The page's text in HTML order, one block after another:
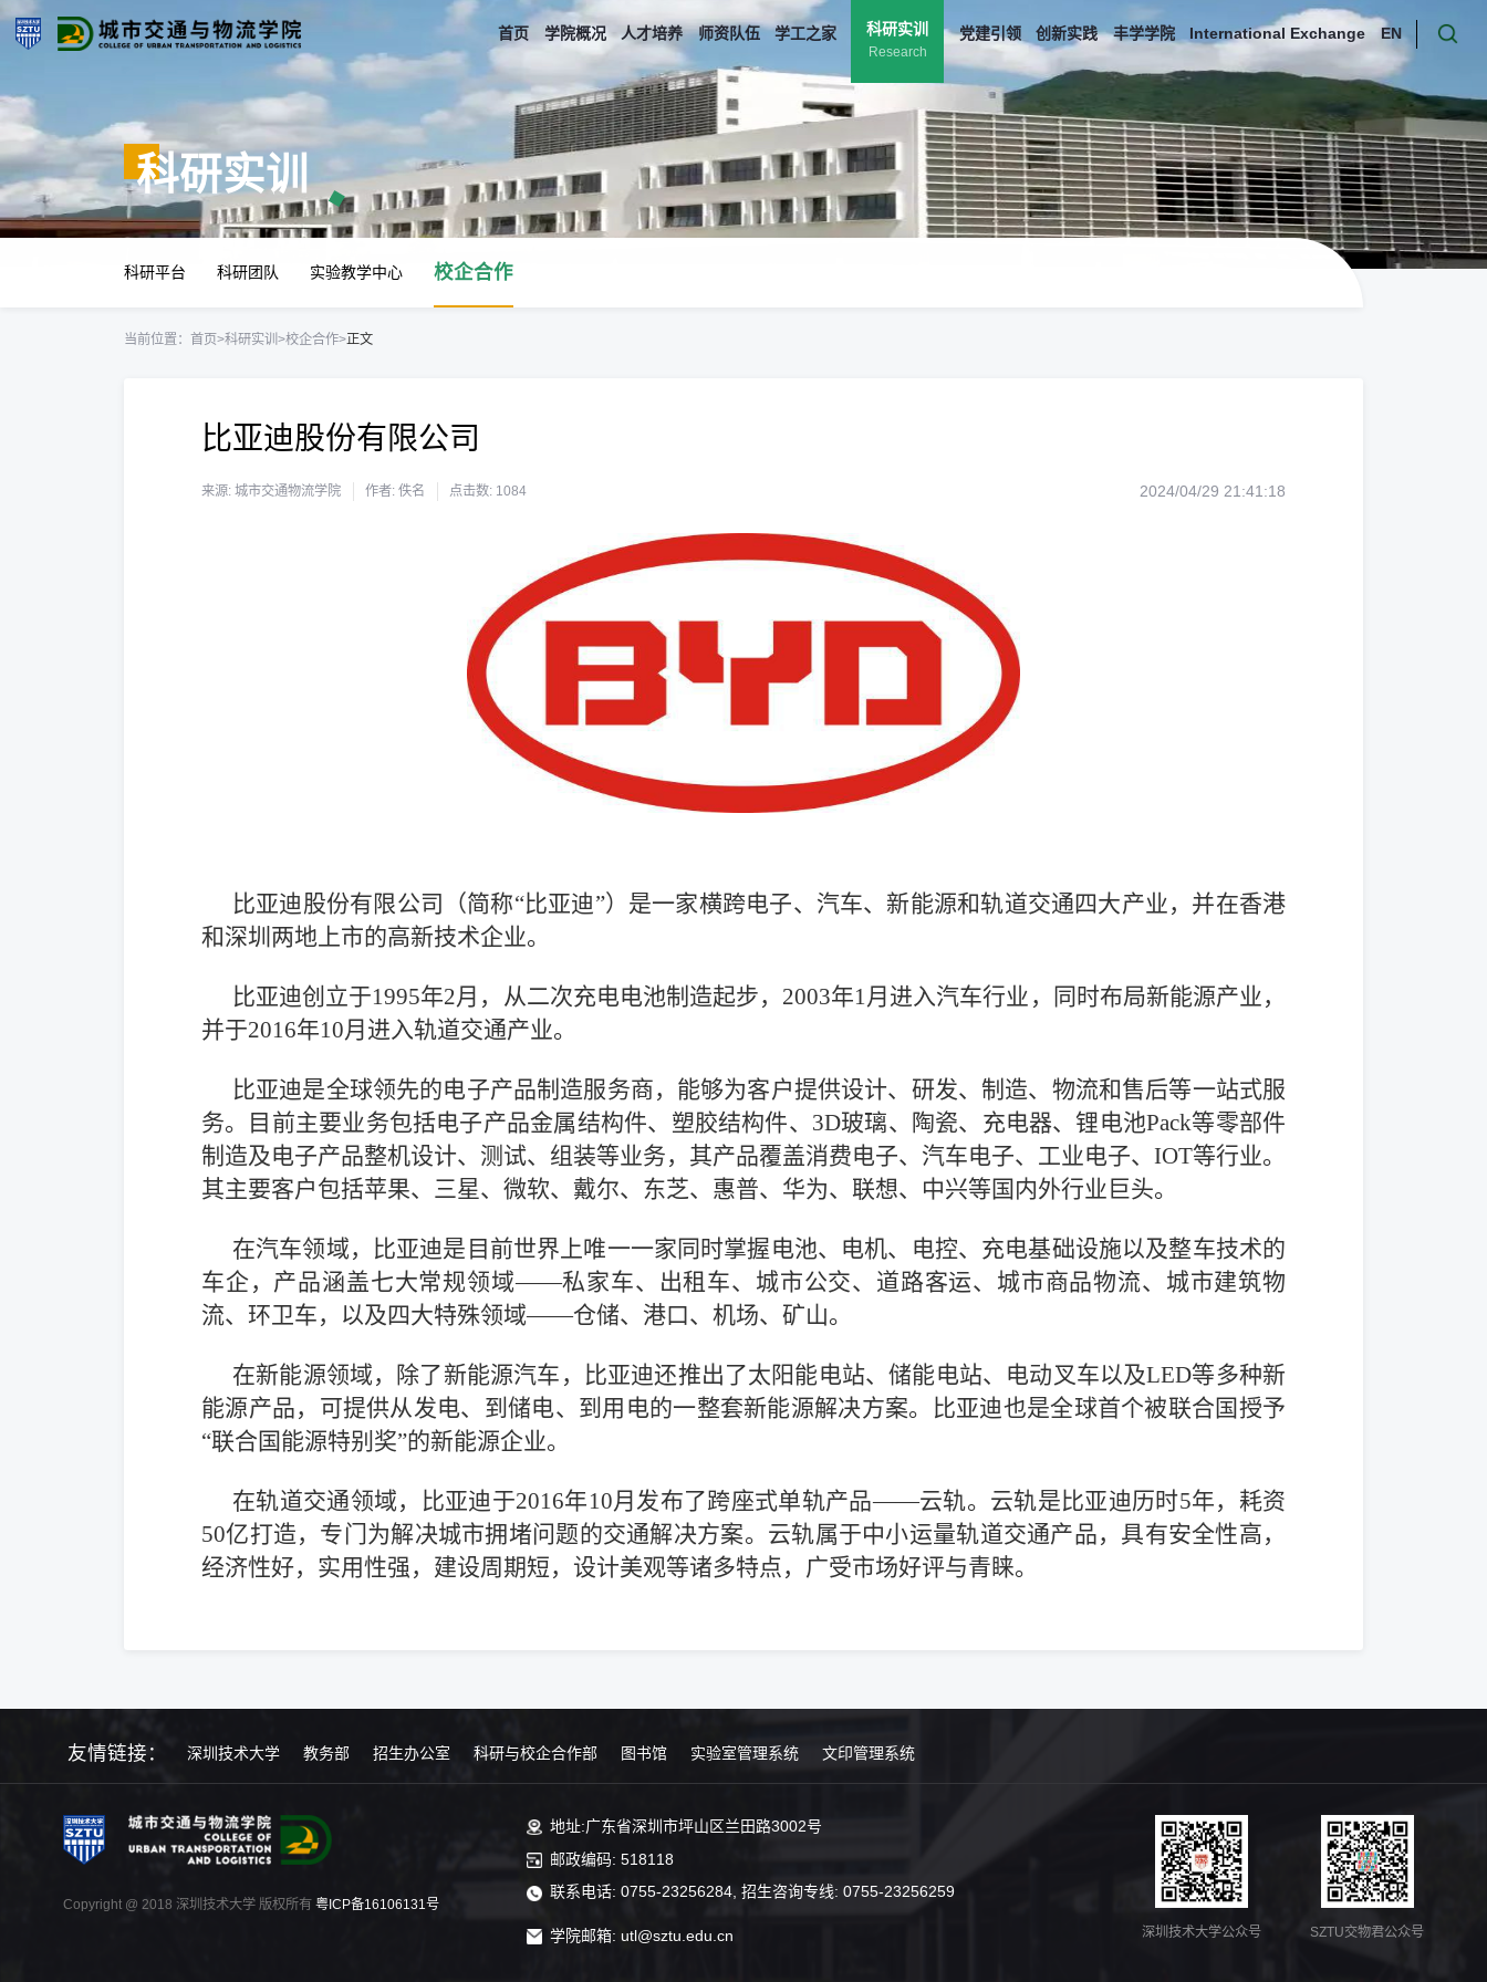
首页 学院概况 人才培养 师资队伍 学工之家 科研实训
Research
党建引领 创新实践 丰学学院 International Exchange EN
科研实训
科研平台 科研团队 实验教学中心 校企合作
当前位置： 首页>科研实训 >校企合作>正文
比亚迪股份有限公司
来源: 城市交通物流学院 作者: 佚名 点击数: 1084 2024/04/29 21:41:18
比亚迪股份有限公司（简称“比亚迪”）是一家横跨电子、汽车、新能源和轨道交通四大产业，并在香港
和深圳两地上市的高新技术企业。
比亚迪创立于1995年2月，从二次充电电池制造起步，2003年1月进入汽车行业，同时布局新能源产业，
并于2016年10月进入轨道交通产业。
比亚迪是全球领先的电子产品制造服务商，能够为客户提供设计、研发、制造、物流和售后等一站式服
务。目前主要业务包括电子产品金属结构件、塑胶结构件、3D玻璃、陶瓷、充电器、锂电池Pack等零部件
制造及电子产品整机设计、测试、组装等业务，其产品覆盖消费电子、汽车电子、工业电子、IOT等行业。
其主要客户包括苹果、三星、微软、戴尔、东芝、惠普、华为、联想、中兴等国内外行业巨头。
在汽车领域，比亚迪是目前世界上唯一一家同时掌握电池、电机、电控、充电基础设施以及整车技术的
车企，产品涵盖七大常规领域——私家车、出租车、城市公交、道路客运、城市商品物流、城市建筑物
流、环卫车，以及四大特殊领域——仓储、港口、机场、矿山。
在新能源领域，除了新能源汽车，比亚迪还推出了太阳能电站、储能电站、电动叉车以及LED等多种新
能源产品，可提供从发电、到储电、到用电的一整套新能源解决方案。比亚迪也是全球首个被联合国授予
“联合国能源特别奖”的新能源企业。
在轨道交通领域，比亚迪于2016年10月发布了跨座式单轨产品——云轨。云轨是比亚迪历时5年，耗资
50亿打造，专门为解决城市拥堵问题的交通解决方案。云轨属于中小运量轨道交通产品，具有安全性高，
经济性好，实用性强，建设周期短，设计美观等诸多特点，广受市场好评与青睐。
友情链接： 深圳技术大学 教务部 招生办公室 科研与校企合作部 图书馆 实验室管理系统 文印管理系统
Copyright @ 2018 深圳技术大学 版权所有 粤ICP备16106131号
地址:广东省深圳市坪山区兰田路3002号
邮政编码: 518118
联系电话: 0755-23256284, 招生咨询专线: 0755-23256259
学院邮箱: utl@sztu.edu.cn 深圳技术大学公众号 SZTU交物君公众号